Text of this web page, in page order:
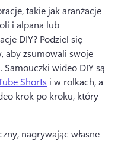
takie jak aranżacje
i alpana lub
DIY? Podziel się
aby zsumowali swoje
Samouczki wideo DIY są
Shorts i w rolkach, a
krok po kroku, który
nagrywając własne